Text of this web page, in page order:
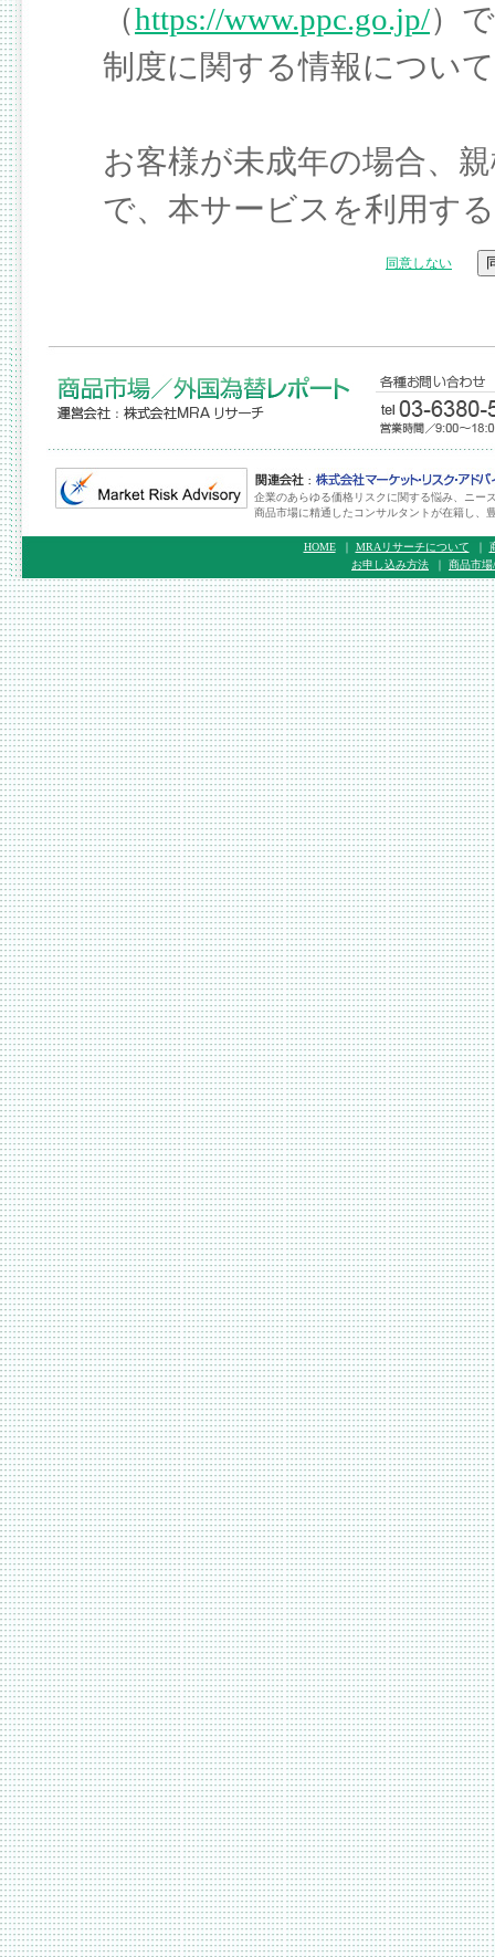
（https://www.ppc.go.jp/）
制度に関する情報につい
お客様が未成年の場合、
で、本サービスを利用す
同意しない
企業のあらゆる価格リスクに関する悩み、ニー
商品市場に精通したコンサルタントが在籍し、
HOME ｜ MRAリサーチについて ｜
お申し込み方法
｜ 商品市